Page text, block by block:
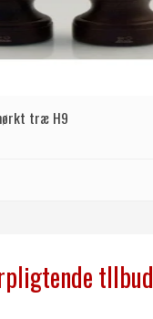
træ H9
INFO tllbud